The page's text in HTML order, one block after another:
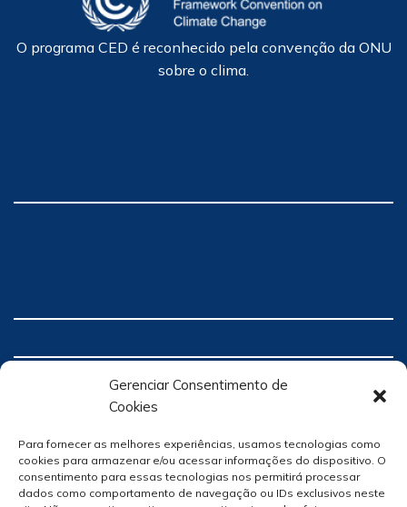
Gerenciar Consentimento de
Cookies
Para fornecer as melhores experiências, usamos tecnologias como
cookies para armazenar e/ou acessar informações do dispositivo. O
consentimento para essas tecnologias nos permitirá processar
dados como comportamento de navegação ou IDs exclusivos neste
O programa CED é reconhecido pela convenção da ONU
sobre o clima.